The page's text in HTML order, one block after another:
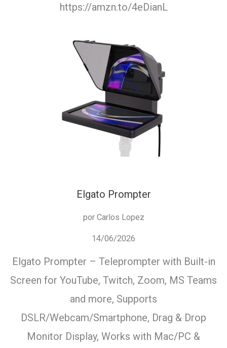
https://amzn.to/4eDianL
Elgato Prompter
por Carlos Lopez
14/06/2026
Elgato Prompter – Teleprompter with Built-in
Screen for YouTube, Twitch, Zoom, MS Teams
and more, Supports
DSLR/Webcam/Smartphone, Drag & Drop
Monitor Display, Works with Mac/PC &